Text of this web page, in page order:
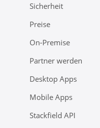
Sicherheit
Preise
On-Premise
Partner werden
Desktop Apps
Mobile Apps
Stackfield API